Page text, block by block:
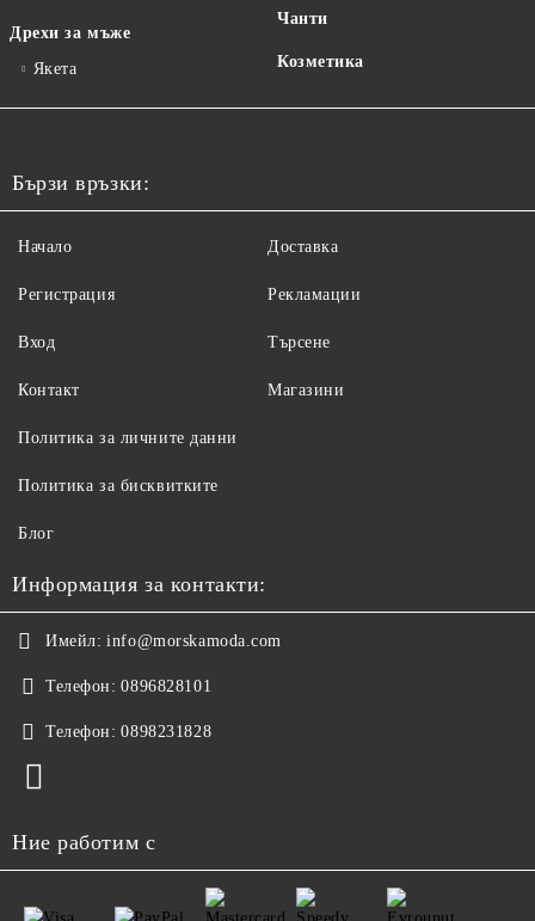
Дрехи за мъже
Якета
Чанти
Козметика
Бързи връзки:
Начало
Регистрация
Вход
Контакт
Доставка
Рекламации
Търсене
Магазини
Политика за личните данни
Политика за бисквитките
Блог
Информация за контакти:
Имейл: info@morskamoda.com
Телефон: 0896828101
Телефон: 0898231828
Ние работим с